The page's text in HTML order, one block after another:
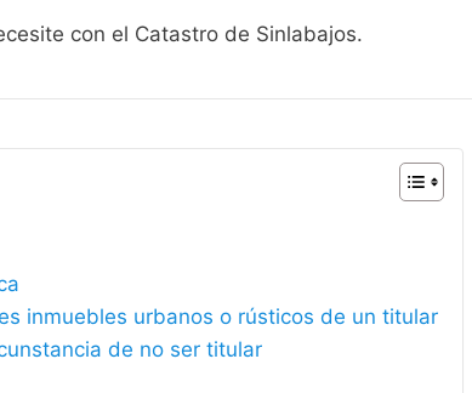
con el Catastro de Sinlabajos.
inmuebles urbanos o rústicos de un titular
de no ser titular